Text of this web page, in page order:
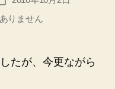
稿
日
りません
たが、今更ながら